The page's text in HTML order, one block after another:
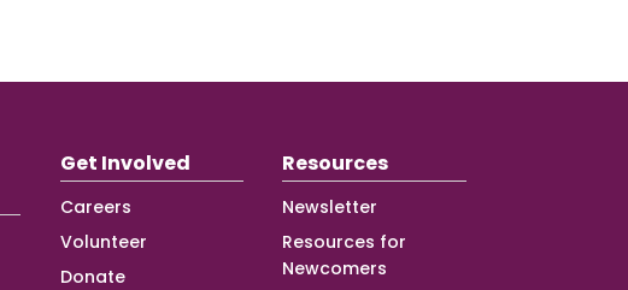
Get Involved
Careers
Volunteer
Donate
Resources
Newsletter
Resources for
Newcomers